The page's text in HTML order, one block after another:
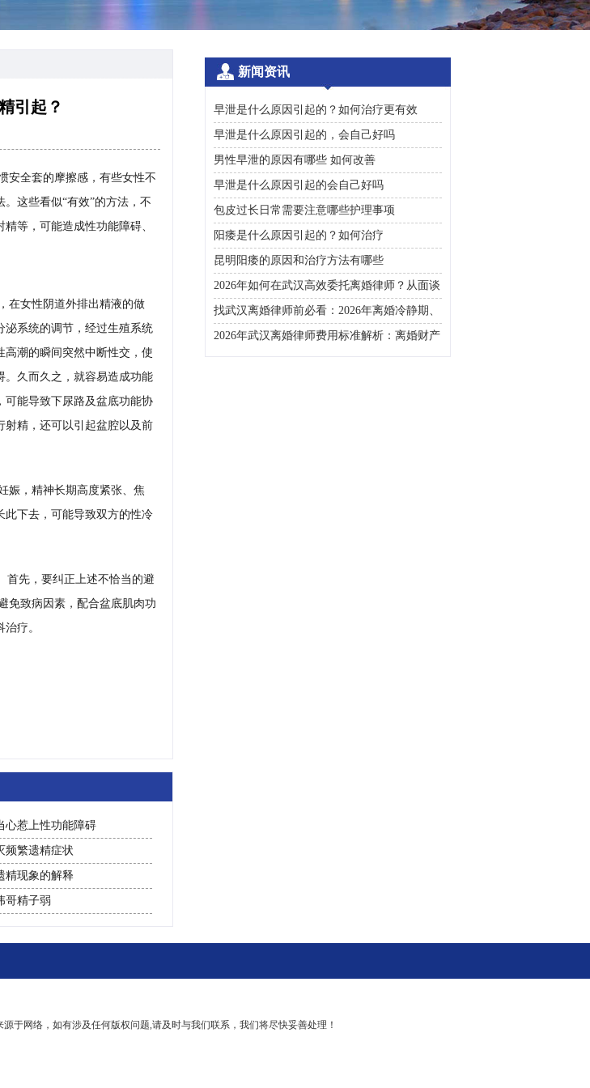
引起？
安全套的摩擦感，有些女性不
这些看似“有效”的方法，不
等，可能造成性功能障碍、
在女性阴道外排出精液的做
系统的调节，经过生殖系统
高潮的瞬间突然中断性交，使
。久而久之，就容易造成功能
可能导致下尿路及盆底功能协
射精，还可以引起盆腔以及前
娠，精神长期高度紧张、焦
此下去，可能导致双方的性冷
首先，要纠正上述不恰当的避
免致病因素，配合盆底肌肉功
疗。
心惹上性功能障碍
频繁遗精症状
精现象的解释
哥精子弱
新闻资讯
早泄是什么原因引起的？如何治疗更有效
早泄是什么原因引起的，会自己好吗
男性早泄的原因有哪些 如何改善
早泄是什么原因引起的会自己好吗
包皮过长日常需要注意哪些护理事项
阳痿是什么原因引起的？如何治疗
昆明阳痿的原因和治疗方法有哪些
2026年如何在武汉高效委托离婚律师？从面谈
咨询到判决执行的完整避雷手册
找武汉离婚律师前必看：2026年离婚冷静期、
彩礼返还及房产分割高频问题汇总
2026年武汉离婚律师费用标准解析：离婚财产
于网络，如有涉及任何版权问题,请及时与我们联系，我们将尽快妥善处理！